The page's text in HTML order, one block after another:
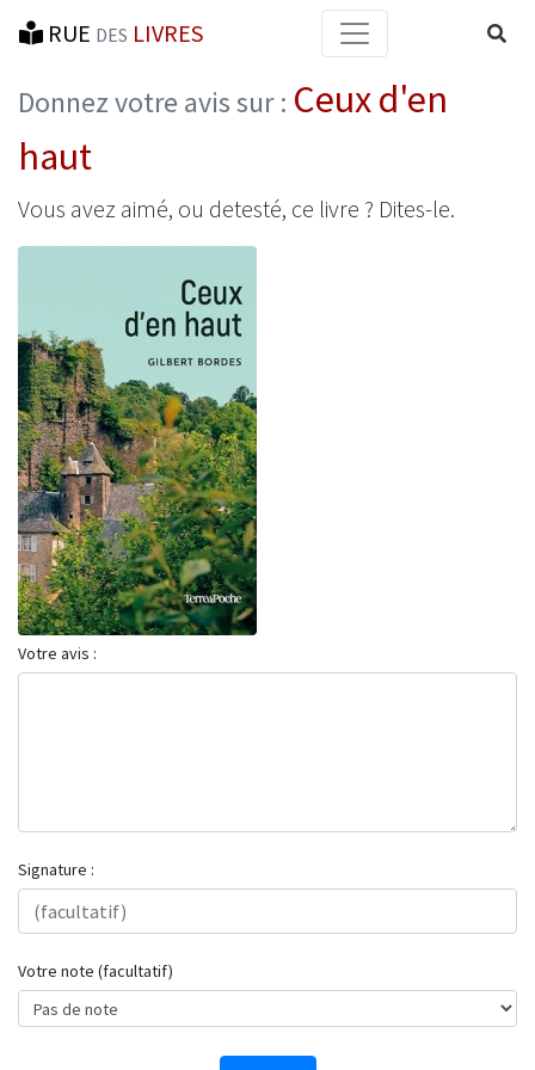
RUE DES LIVRES
Donnez votre avis sur : Ceux d'en
haut
Vous avez aimé, ou detesté, ce livre ? Dites-le.
Votre avis :
Signature :
Votre note (facultatif)